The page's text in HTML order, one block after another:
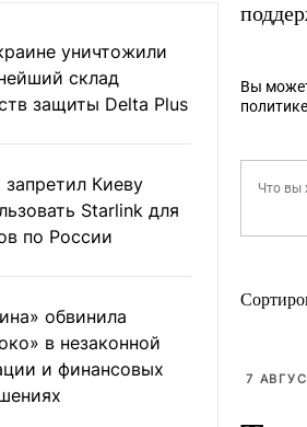
уничтожили
склад
защиты Delta Plus
Киеву
Starlink для
по России
обвинила
в незаконной
и финансовых
Вы
7